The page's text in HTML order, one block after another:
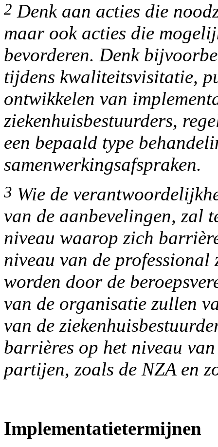
2 Denk aan acties die
maar ook acties die
bevorderen. Denk
tijdens kwaliteitsvisitatie,
ontwikkelen van
ziekenhuisbestuurders,
een bepaald type
samenwerkingsafspraken.
3 Wie de
van de aanbevelingen, zal
niveau waarop zich
niveau van de professional
worden door de
van de organisatie zullen
van de
barrières op het niveau
partijen, zoals de NZA en
Implementatietermijnen